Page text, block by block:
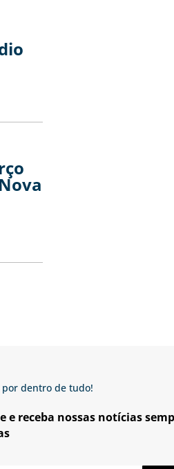
por dentro de tudo!
e receba nossas notícias